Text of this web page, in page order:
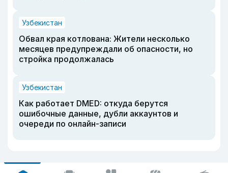
Узбекистан
Обвал края котлована: Жители несколько
месяцев предупреждали об опасности, но
стройка продолжалась
Узбекистан
Как работает DMED: откуда берутся
ошибочные данные, дубли аккаунтов и
очереди по онлайн-записи